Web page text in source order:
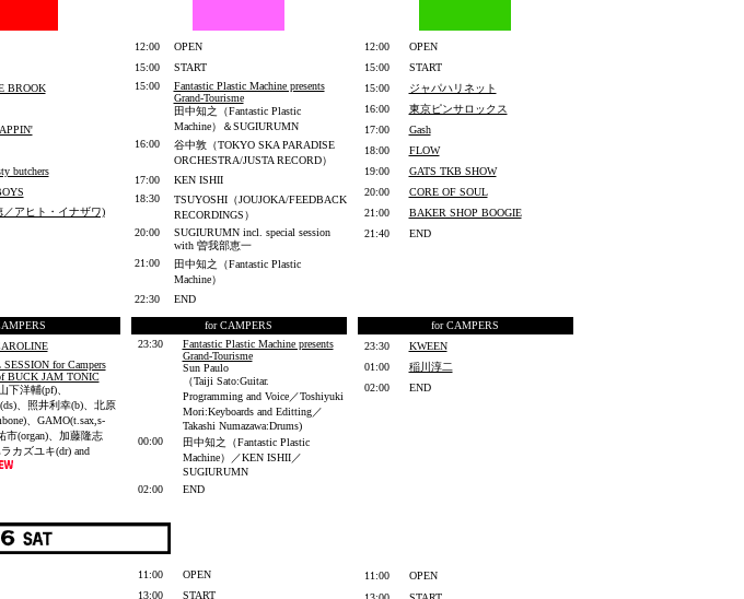
BROOK
butchers
／アヒト・イナザワ)
12:00
OPEN
15:00
START
15:00
Fantastic Plastic Machine presents
Grand-Tourisme
田中知之（Fantastic Plastic
Machine）＆SUGIURUMN
16:00
谷中敦（TOKYO SKA PARADISE
ORCHESTRA/JUSTA RECORD）
17:00
KEN ISHII
18:30
TSUYOSHI（JOUJOKA/FEEDBACK
RECORDINGS）
20:00
SUGIURUMN incl. special session
with 曽我部恵一
21:00
田中知之（Fantastic Plastic
Machine）
22:30
END
12:00
OPEN
15:00
START
15:00
ジャパハリネット
16:00
東京ピンサロックス
17:00
Gash
18:00
FLOW
19:00
GATS TKB SHOW
20:00
CORE OF SOUL
21:00
BAKER SHOP BOOGIE
21:40
END
for Campers
BUCK JAM TONIC
下洋輔(pf)、
、
照井利幸(b)、北原
、GAMO(t.sax,s-
市(organ)、加藤隆志
カズユキ(dr) and
for CAMPERS
23:30
Fantastic Plastic Machine presents
Grand-Tourisme
Sun Paulo
（Taiji Sato:Guitar.
Programming and Voice／Toshiyuki
Mori:Keyboards and Editting／
Takashi Numazawa:Drums)
00:00
田中知之（Fantastic Plastic
Machine）／KEN ISHII／
SUGIURUMN
02:00
END
for CAMPERS
23:30
KWEEN
01:00
稲川淳二
02:00
END
11:00
OPEN
13:00
START
11:00
OPEN